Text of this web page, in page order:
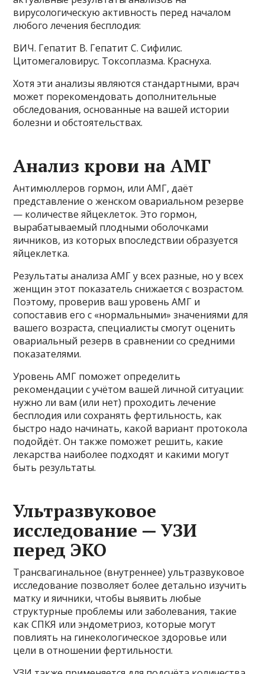
вирусологическую активность перед началом
любого лечения бесплодия:
ВИЧ. Гепатит В. Гепатит С. Сифилис.
Цитомегаловирус. Токсоплазма. Краснуха.
Хотя эти анализы являются стандартными, врач
может порекомендовать дополнительные
обследования, основанные на вашей истории
болезни и обстоятельствах.
Анализ крови на АМГ
Антимюллеров гормон, или АМГ, даёт
представление о женском овариальном резерве
— количестве яйцеклеток. Это гормон,
вырабатываемый плодными оболочками
яичников, из которых впоследствии образуется
яйцеклетка.
Результаты анализа АМГ у всех разные, но у всех
женщин этот показатель снижается с возрастом.
Поэтому, проверив ваш уровень АМГ и
сопоставив его с «нормальными» значениями для
вашего возраста, специалисты смогут оценить
овариальный резерв в сравнении со средними
показателями.
Уровень АМГ поможет определить
рекомендации с учётом вашей личной ситуации:
нужно ли вам (или нет) проходить лечение
бесплодия или сохранять фертильность, как
быстро надо начинать, какой вариант протокола
подойдёт. Он также поможет решить, какие
лекарства наиболее подходят и какими могут
быть результаты.
Ультразвуковое
исследование — УЗИ
перед ЭКО
Трансвагинальное (внутреннее) ультразвуковое
исследование позволяет более детально изучить
матку и яичники, чтобы выявить любые
структурные проблемы или заболевания, такие
как СПКЯ или эндометриоз, которые могут
повлиять на гинекологическое здоровье или
цели в отношении фертильности.